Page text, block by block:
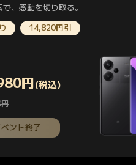
で、感動を切り取る。
14,820円引
円 (税込)
ベント終了